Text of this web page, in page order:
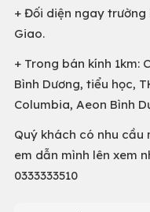
+ Đối diện ngay trường
Giao.
+ Trong bán kính 1km:
Bình Dương, tiểu học,
Columbia, Aeon Bình
Quý khách có nhu cầu
em dẫn mình lên xem
0333333510